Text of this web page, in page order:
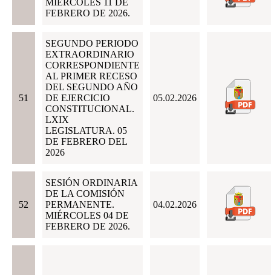
MIÉRCOLES 11 DE
FEBRERO DE 2026.
51
SEGUNDO PERIODO
EXTRAORDINARIO
CORRESPONDIENTE
AL PRIMER RECESO
DEL SEGUNDO AÑO
DE EJERCICIO
CONSTITUCIONAL.
LXIX
LEGISLATURA. 05
DE FEBRERO DEL
2026
05.02.2026
52
SESIÓN ORDINARIA
DE LA COMISIÓN
PERMANENTE.
MIÉRCOLES 04 DE
FEBRERO DE 2026.
04.02.2026